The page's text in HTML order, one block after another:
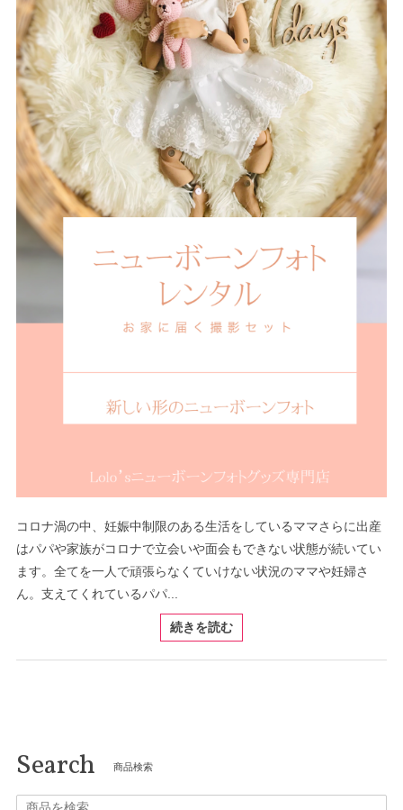
コロナ渦の中、妊娠中制限のある生活をしているママさらに出産
はパパや家族がコロナで立会いや面会もできない状態が続いてい
ます。全てを一人で頑張らなくていけない状況のママや妊婦さ
ん。支えてくれているパパ...
続きを読む
Search 商品検索